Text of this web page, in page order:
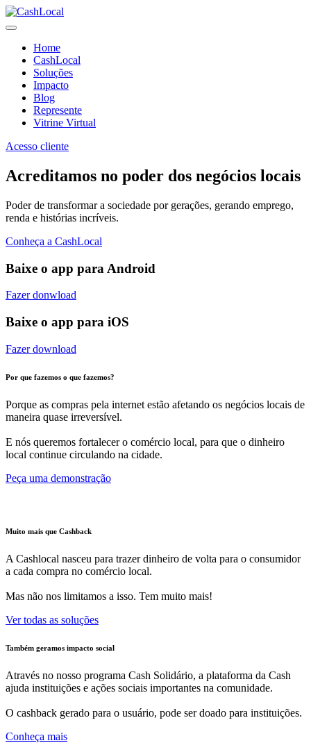
Home
CashLocal
Soluções
Impacto
Blog
Represente
Vitrine Virtual
Acesso cliente
Acreditamos no poder dos negócios locais
Poder de transformar a sociedade por gerações, gerando emprego,
renda e histórias incríveis.
Conheça a CashLocal
Baixe o app para Android
Fazer donwload
Baixe o app para iOS
Fazer download
Por que fazemos o que fazemos?
Porque as compras pela internet estão afetando os negócios locais de
maneira quase irreversível.
E nós queremos fortalecer o comércio local, para que o dinheiro
local continue circulando na cidade.
Peça uma demonstração
Muito mais que Cashback
A Cashlocal nasceu para trazer dinheiro de volta para o consumidor
a cada compra no comércio local.
Mas não nos limitamos a isso. Tem muito mais!
Ver todas as soluções
Também geramos impacto social
Através no nosso programa Cash Solidário, a plataforma da Cash
ajuda instituições e ações sociais importantes na comunidade.
O cashback gerado para o usuário, pode ser doado para instituições.
Conheça mais